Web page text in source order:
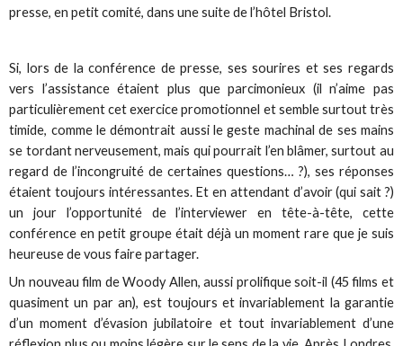
presse, en petit comité, dans une suite de l’hôtel Bristol.
Si, lors de la conférence de presse, ses sourires et ses regards
vers l’assistance étaient plus que parcimonieux (il n’aime pas
particulièrement cet exercice promotionnel et semble surtout très
timide, comme le démontrait aussi le geste machinal de ses mains
se tordant nerveusement, mais qui pourrait l’en blâmer, surtout au
regard de l’incongruité de certaines questions… ?), ses réponses
étaient toujours intéressantes. Et en attendant d’avoir (qui sait ?)
un jour l’opportunité de l’interviewer en tête-à-tête, cette
conférence en petit groupe était déjà un moment rare que je suis
heureuse de vous faire partager.
Un nouveau film de Woody Allen, aussi prolifique soit-il (45 films et
quasiment un par an), est toujours et invariablement la garantie
d’un moment d’évasion jubilatoire et tout invariablement d’une